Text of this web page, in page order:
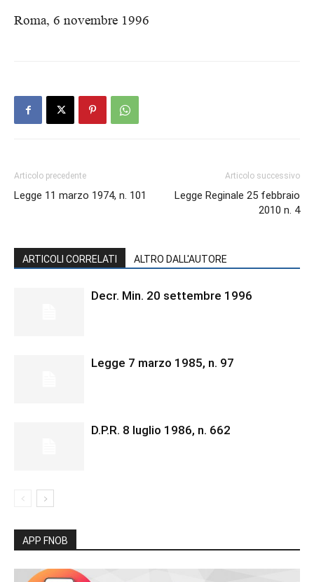
Roma, 6 novembre 1996
Articolo precedente
Legge 11 marzo 1974, n. 101
Articolo successivo
Legge Reginale 25 febbraio
2010 n. 4
ARTICOLI CORRELATI ALTRO DALL'AUTORE
Decr. Min. 20 settembre 1996
Legge 7 marzo 1985, n. 97
D.P.R. 8 luglio 1986, n. 662
APP FNOB